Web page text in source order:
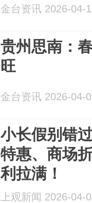
金台资讯 2026-04-
贵州思南：
旺
金台资讯 2026-04-
小长假别错
特惠、商场
利拉满！
上观新闻 2026-04-